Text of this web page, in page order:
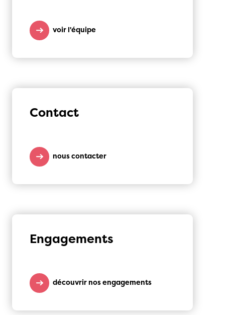
voir l'équipe
Contact
nous contacter
Engagements
découvrir nos engagements